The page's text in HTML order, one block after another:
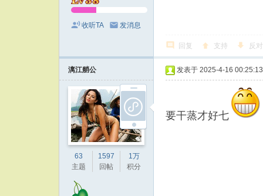
收听TA 发消息
回复 支持 反对
漓江艄公
63
主题
1597
回帖
1万
积分
发表于 2025-4-16 00:25:13
要干蒸才好七